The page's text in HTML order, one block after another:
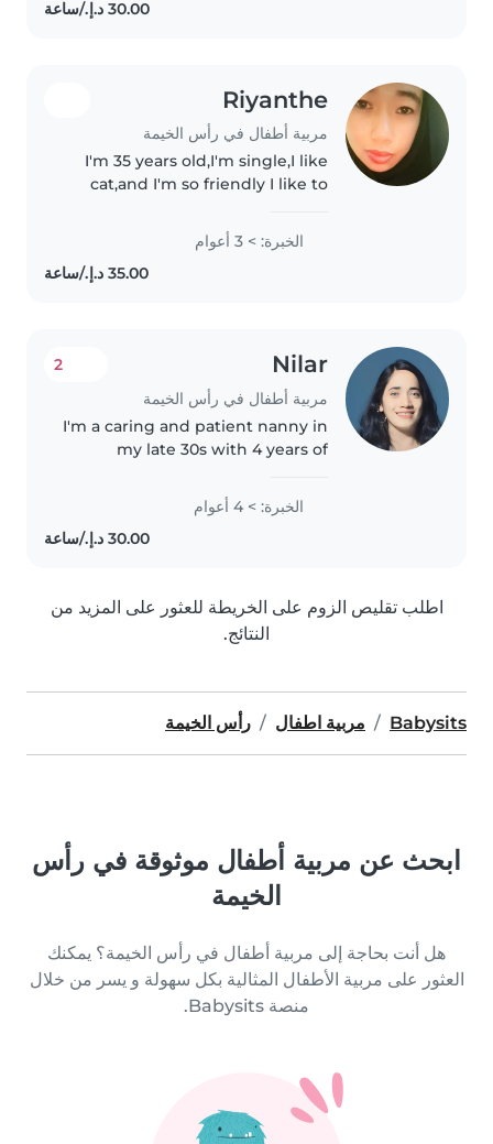
comfortable. I can assist with
Riyanthe
مربية أطفال في رأس الخيمة
I'm 35 years old,I'm single,I like
cat,and I'm so friendly I like to
ready, and before I'm working in
الخبرة: > 3 أعوام
Nilar
مربية أطفال في رأس الخيمة
2
I'm a caring and patient nanny in
my late 30s with 4 years of
preschoolers. I have a BSc in
Chemistry and enjoy engaging
children with reading, music,
الخبرة: > 4 أعوام
اطلب تقليص الزوم على الخريطة للعثور على المزيد من
النتائج.
Babysits مربية اطفال رأس الخيمة
ابحث عن مربية أطفال موثوقة في رأس
الخيمة
هل أنت بحاجة إلى مربية أطفال في رأس الخيمة؟ يمكنك
العثور على مربية الأطفال المثالية بكل سهولة و يسر من خلال
منصة Babysits.